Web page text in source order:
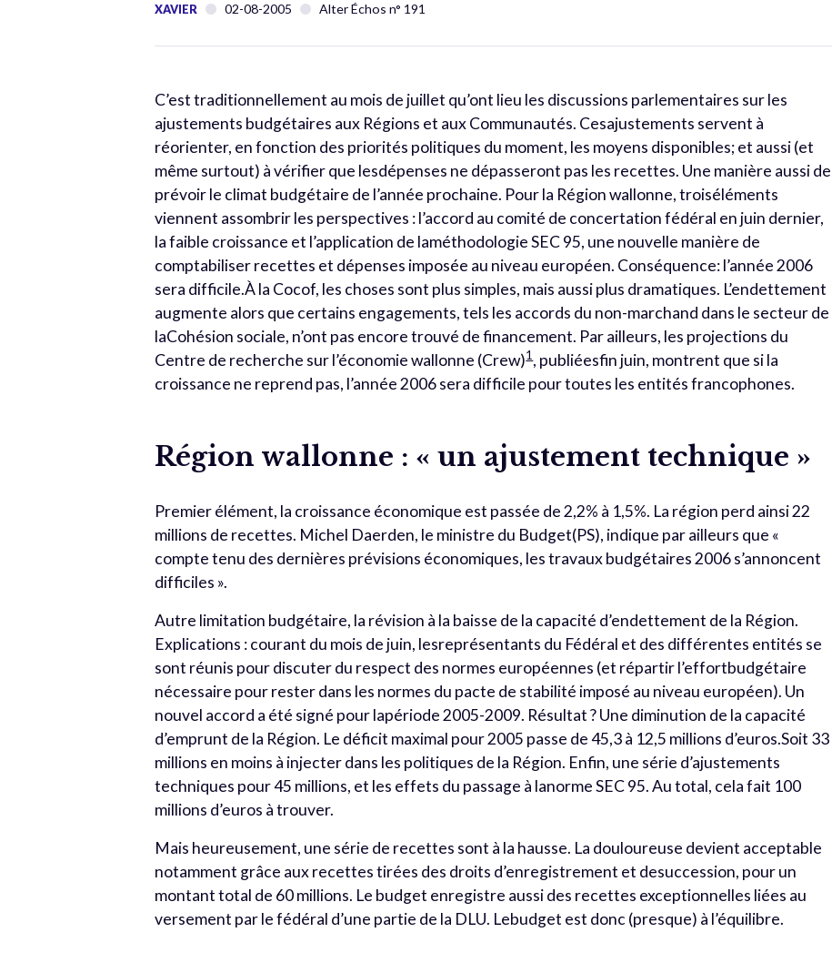
XAVIER 02-08-2005 Alter Échos n° 191
C’est traditionnellement au mois de juillet qu’ont lieu les discussions parlementaires sur les
ajustements budgétaires aux Régions et aux Communautés. Cesajustements servent à
réorienter, en fonction des priorités politiques du moment, les moyens disponibles; et aussi (et
même surtout) à vérifier que lesdépenses ne dépasseront pas les recettes. Une manière aussi de
prévoir le climat budgétaire de l’année prochaine. Pour la Région wallonne, troiséléments
viennent assombrir les perspectives : l’accord au comité de concertation fédéral en juin dernier,
la faible croissance et l’application de laméthodologie SEC 95, une nouvelle manière de
comptabiliser recettes et dépenses imposée au niveau européen. Conséquence: l’année 2006
sera difficile.À la Cocof, les choses sont plus simples, mais aussi plus dramatiques. L’endettement
augmente alors que certains engagements, tels les accords du non-marchand dans le secteur de
laCohésion sociale, n’ont pas encore trouvé de financement. Par ailleurs, les projections du
Centre de recherche sur l’économie wallonne (Crew)1, publiéesfin juin, montrent que si la
croissance ne reprend pas, l’année 2006 sera difficile pour toutes les entités francophones.
Région wallonne : « un ajustement technique »
Premier élément, la croissance économique est passée de 2,2% à 1,5%. La région perd ainsi 22
millions de recettes. Michel Daerden, le ministre du Budget(PS), indique par ailleurs que «
compte tenu des dernières prévisions économiques, les travaux budgétaires 2006 s’annoncent
difficiles ».
Autre limitation budgétaire, la révision à la baisse de la capacité d’endettement de la Région.
Explications : courant du mois de juin, lesreprésentants du Fédéral et des différentes entités se
sont réunis pour discuter du respect des normes européennes (et répartir l’effortbudgétaire
nécessaire pour rester dans les normes du pacte de stabilité imposé au niveau européen). Un
nouvel accord a été signé pour lapériode 2005-2009. Résultat ? Une diminution de la capacité
d’emprunt de la Région. Le déficit maximal pour 2005 passe de 45,3 à 12,5 millions d’euros.Soit 33
millions en moins à injecter dans les politiques de la Région. Enfin, une série d’ajustements
techniques pour 45 millions, et les effets du passage à lanorme SEC 95. Au total, cela fait 100
millions d’euros à trouver.
Mais heureusement, une série de recettes sont à la hausse. La douloureuse devient acceptable
notamment grâce aux recettes tirées des droits d’enregistrement et desuccession, pour un
montant total de 60 millions. Le budget enregistre aussi des recettes exceptionnelles liées au
versement par le fédéral d’une partie de la DLU. Lebudget est donc (presque) à l’équilibre.